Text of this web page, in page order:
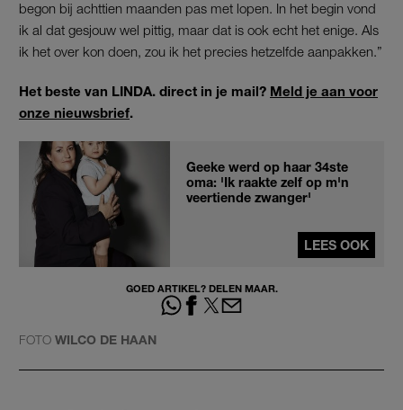
begon bij achttien maanden pas met lopen. In het begin vond
ik al dat gesjouw wel pittig, maar dat is ook echt het enige. Als
ik het over kon doen, zou ik het precies hetzelfde aanpakken.”
Het beste van LINDA. direct in je mail? Meld je aan voor
onze nieuwsbrief.
Geeke werd op haar 34ste
oma: 'Ik raakte zelf op m'n
veertiende zwanger'
LEES OOK
GOED ARTIKEL? DELEN MAAR.
FOTO WILCO DE HAAN